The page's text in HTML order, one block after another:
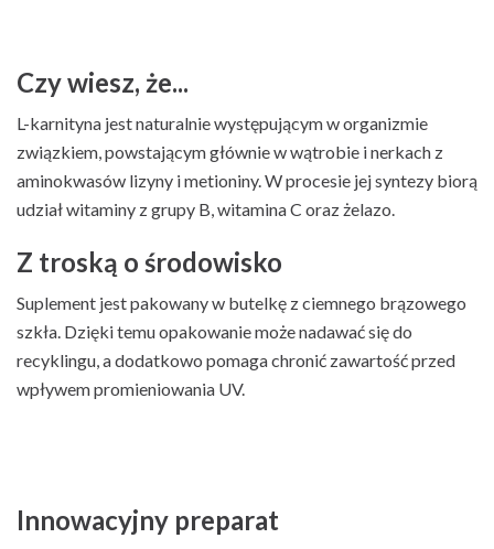
Czy wiesz, że...
L-karnityna jest naturalnie występującym w organizmie
związkiem, powstającym głównie w wątrobie i nerkach z
aminokwasów lizyny i metioniny. W procesie jej syntezy biorą
udział witaminy z grupy B, witamina C oraz żelazo.
Z troską o środowisko
Suplement jest pakowany w butelkę z ciemnego brązowego
szkła. Dzięki temu opakowanie może nadawać się do
recyklingu, a dodatkowo pomaga chronić zawartość przed
wpływem promieniowania UV.
Innowacyjny preparat